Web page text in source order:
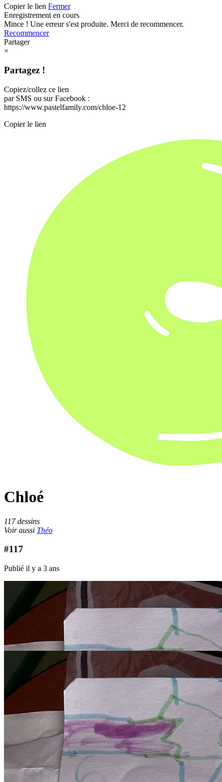
Copier le lien Fermer
Enregistrement en cours
Mince ! Une erreur s'est produite. Merci de recommencer.
Recommencer
Partager
×
Partagez !
Copiez/collez ce lien
par SMS ou sur Facebook :
https://www.pastelfamily.com/chloe-12
Copier le lien
Chloé
117 dessins
Voir aussi Théo
#117
Publié il y a 3 ans